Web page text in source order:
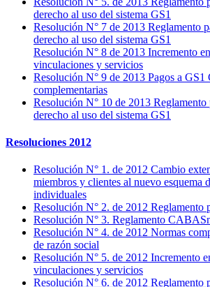
derecho al uso del sistema GS1
Resolución N° 7 de 2013 Reglamento
derecho al uso del sistema GS1
Resolución N° 8 de 2013 Incremento
vinculaciones y servicios
Resolución N° 9 de 2013 Pagos a
complementarias
Resolución N° 10 de 2013 Reglamento
derecho al uso del sistema GS1
Resoluciones 2012
Resolución N° 1. de 2012 Cambio
miembros y clientes al nuevo esquema
individuales
Resolución N° 2. de 2012 Reglamento
Resolución N° 3. Reglamento
Resolución N° 4. de 2012 Normas
de razón social
Resolución N° 5. de 2012 Incremento
vinculaciones y servicios
Resolución N° 6. de 2012 Reglamento